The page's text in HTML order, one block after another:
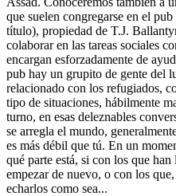
que suelen congregarse en el
título), propiedad de T.J.
colaborar en las tareas sociales
encargan esforzadamente de
pub hay un grupito de gente del
relacionado con los refugiados,
tipo de situaciones, hábilmente
turno, en esas deleznables
se arregla el mundo,
es más débil que tú. En un
qué parte está, si con los que
empezar de nuevo, o con los
echarlos como sea...